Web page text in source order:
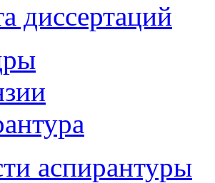
диссертаций
аспирантуры